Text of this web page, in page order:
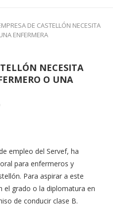
DE CASTELLÓN NECESITA
ENFERMERA
NECESITA
O UNA
empleo del Servef, ha
para enfermeros y
Para aspirar a este
el grado o la diplomatura en
de conducir clase B.